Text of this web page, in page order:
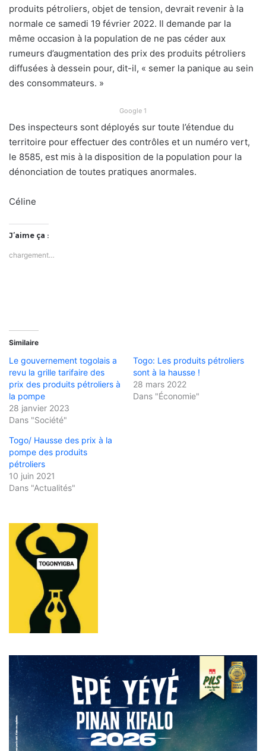
produits pétroliers, objet de tension, devrait revenir à la
normale ce samedi 19 février 2022. Il demande par la
même occasion à la population de ne pas céder aux
rumeurs d’augmentation des prix des produits pétroliers
diffusées à dessein pour, dit-il, « semer la panique au sein
des consommateurs. »
Google 1
Des inspecteurs sont déployés sur toute l’étendue du
territoire pour effectuer des contrôles et un numéro vert,
le 8585, est mis à la disposition de la population pour la
dénonciation de toutes pratiques anormales.
Céline
J’aime ça :
chargement…
Similaire
Le gouvernement togolais a
revu la grille tarifaire des
prix des produits pétroliers à
la pompe
28 janvier 2023
Dans "Société"
Togo: Les produits pétroliers
sont à la hausse !
28 mars 2022
Dans "Économie"
Togo/ Hausse des prix à la
pompe des produits
pétroliers
10 juin 2021
Dans "Actualités"